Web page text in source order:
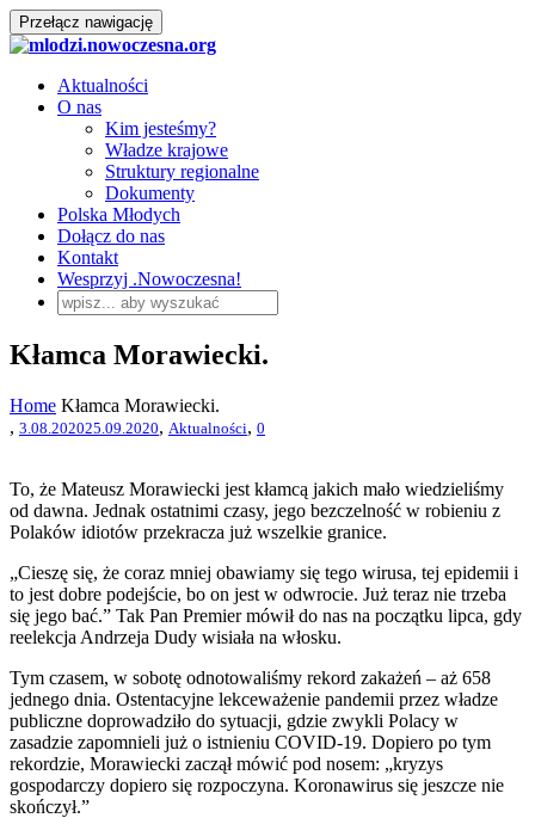
Przełącz nawigację
Aktualności
O nas
Kim jesteśmy?
Władze krajowe
Struktury regionalne
Dokumenty
Polska Młodych
Dołącz do nas
Kontakt
Wesprzyj .Nowoczesna!
Kłamca Morawiecki.
Home Kłamca Morawiecki.
, 3.08.202025.09.2020, Aktualności, 0
To, że Mateusz Morawiecki jest kłamcą jakich mało wiedzieliśmy
od dawna. Jednak ostatnimi czasy, jego bezczelność w robieniu z
Polaków idiotów przekracza już wszelkie granice.
„Cieszę się, że coraz mniej obawiamy się tego wirusa, tej epidemii i
to jest dobre podejście, bo on jest w odwrocie. Już teraz nie trzeba
się jego bać.” Tak Pan Premier mówił do nas na początku lipca, gdy
reelekcja Andrzeja Dudy wisiała na włosku.
Tym czasem, w sobotę odnotowaliśmy rekord zakażeń – aż 658
jednego dnia. Ostentacyjne lekceważenie pandemii przez władze
publiczne doprowadziło do sytuacji, gdzie zwykli Polacy w
zasadzie zapomnieli już o istnieniu COVID-19. Dopiero po tym
rekordzie, Morawiecki zaczął mówić pod nosem: „kryzys
gospodarczy dopiero się rozpoczyna. Koronawirus się jeszcze nie
skończył.”